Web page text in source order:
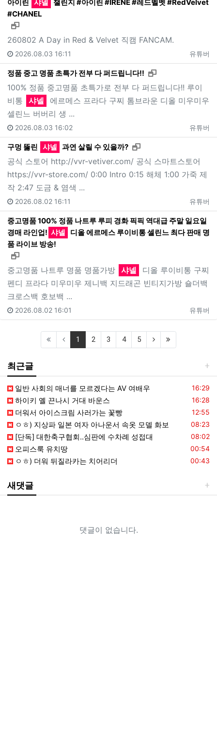
아이린 샤넬 챌린지 #아이린 #IRENE #레드벨벳 #RedVelvet
#CHANEL
새창으로 보기
260802 A Day in Red & Velvet 직캠 FANCAM.
유튜버
2026.08.03 16:11
정품 중고 명품 초특가 전부 다 퍼드립니다!! 새창으로 보기
100% 정품 중고명품 초특가로 전부 다 퍼드립니다!! 루이
비통
샤넬
에르메스 프라다 구찌 톰브라운 디올 미우미우
셀린느 버버리 생 ...
유튜버
2026.08.03 16:02
구멍 뚫린 샤넬 과연 살릴 수 있을까? 새창으로 보기
공식 스토어 http://vvr-vetiver.com/ 공식 스마트스토어
https://vvr-store.com/ 0:00 Intro 0:15 해체 1:00 가죽 제
작 2:47 도금 & 염색 ...
유튜버
2026.08.02 16:11
중고명품 100% 정품 나트루 루피 경화 픽픽 역대급 주말 일요일
경매 라인업! 샤넬
디올 에르메스 루이비통 셀린느 최다 판매 명
품 라이브 방송!
새창으로 보기
중고명품 나트루 명품 명품가방 샤넬
디올 루이비통 구찌
펜디 프라다 미우미우 제니백 지드래곤 빈티지가방 숄더백
크로스백 호보백 ...
유튜버
2026.08.02 16:01
1 (current)
2 3 4 5 (next)
최근글
등록일
16:29
일반 사회의 매너를 모르겠다는 AV 여배우
등록일
16:28
하이키 옐 끈나시 거대 바운스
등록일
12:55
더워서 아이스크림 사러가는 꽃빵
등록일
08:23
ㅇㅎ) 지상파 일본 여자 아나운서 속옷 모델 화보
등록일
08:02
[단독] 대한축구협회..심판에 수차례 성접대
등록일
00:54
오피스룩 유치땅
등록일
00:43
ㅇㅎ) 더워 뒤질라카는 치어리더
새댓글
댓글이 없습니다.